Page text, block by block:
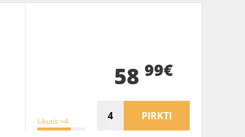
Likutis >4
58 99€
PIRKTI